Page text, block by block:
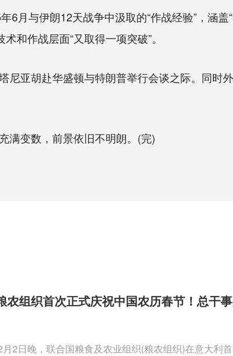
与伊朗12天战争中汲取的“作战经验”，涵盖
和作战层面“又取得一项突破”。
亚胡赴华盛顿与特朗普举行会谈之际。同时
变数，前景依旧不明朗。(完)
农组织首次正式庆祝中国农历春节！总干
2日晚，联合国粮食及农业组织(粮农组织)在意大利